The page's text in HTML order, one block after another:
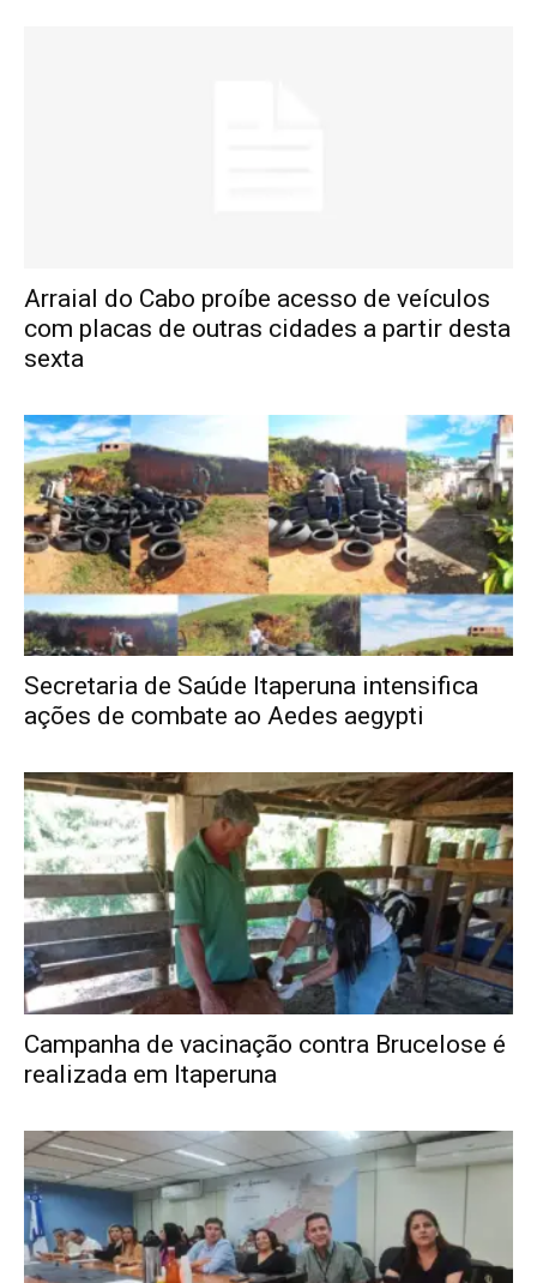
Arraial do Cabo proíbe acesso de veículos
com placas de outras cidades a partir desta
sexta
Secretaria de Saúde Itaperuna intensifica
ações de combate ao Aedes aegypti
Campanha de vacinação contra Brucelose é
realizada em Itaperuna